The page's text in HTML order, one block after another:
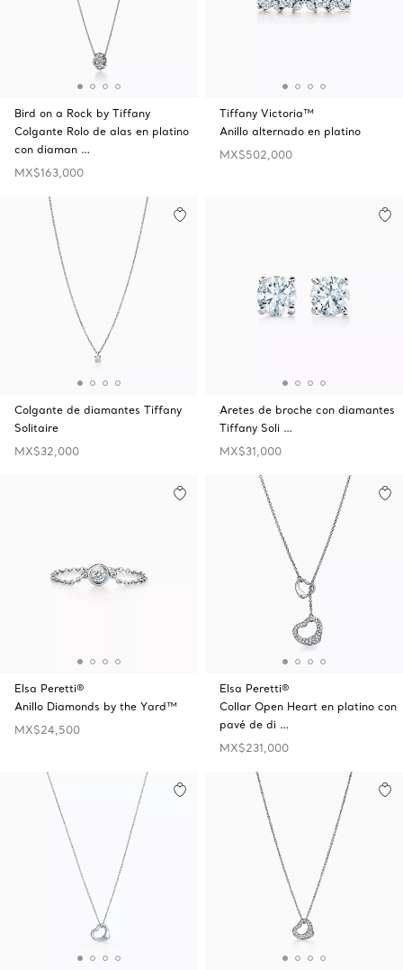
Bird on a Rock by Tiffany
Colgante Rolo de alas en platino
con diaman …
MX$163,000
Tiffany Victoria™
Anillo alternado en platino
MX$502,000
Colgante de diamantes Tiffany
Solitaire
MX$32,000
Aretes de broche con diamantes
Tiffany Soli …
MX$31,000
Elsa Peretti®
Anillo Diamonds by the Yard™
MX$24,500
Elsa Peretti®
Collar Open Heart en platino con
pavé de di …
MX$231,000